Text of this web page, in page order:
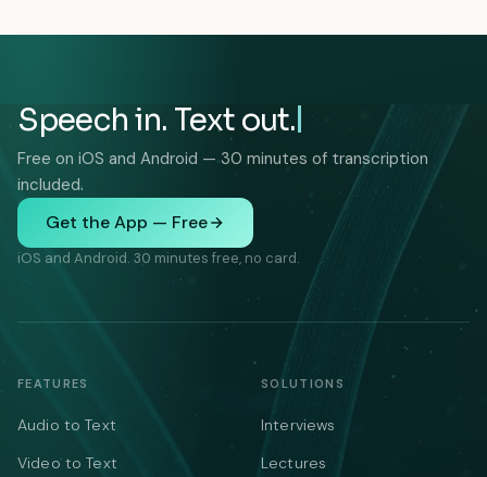
Speech in. Text out.
Free on iOS and Android — 30 minutes of transcription
included.
Get the App — Free
iOS and Android. 30 minutes free, no card.
FEATURES
Audio to Text
Video to Text
SOLUTIONS
Interviews
Lectures